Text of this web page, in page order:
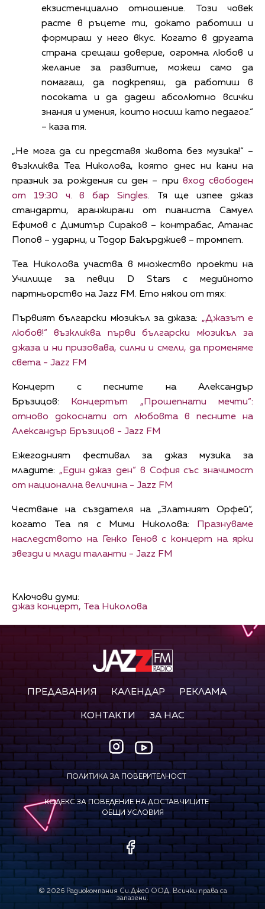
екзистенциално отношение. Този човек
расте в ръцете ти, докато работиш и
формираш у него вкус. Когато в другата
страна срещаш доверие, огромна любов и
желание за развитие, можеш само да
помагаш, да подкрепяш, да работиш в
посоката и да дадеш абсолютно всички
знания и умения, които носиш като педагог.“
– каза тя.
„Не мога да си представя живота без музика!“ –
възкликва Теа Николова, която днес ни кани на
празник за рождения си ден – при вход свободен
от 19:30 ч. в бар Singles. Тя ще изпее джаз
стандарти, аранжирани от пианиста Самуел
Ефимов с Димитър Сираков – контрабас, Атанас
Попов – ударни, и Тодор Бакърджиев – тромпет.
Теа Николова участва в множество проекти на
Училище за певци D Stars с медийното
партньорство на Jazz FM. Ето някои от тях:
Първият български мюзикъл за джаза: „Джазът е
любов!“ възкликва първи български мюзикъл за
джаза и ни призовава, силни и смели, да променяме
света - Jazz FM
Концерт с песните на Александър
Бръзицов:
Концертът „Прошепнати мечти“:
отново докоснати от любовта в песните на
Александър Бръзицов - Jazz FM
Ежегодният фестивал за джаз музика за
младите: „Един джаз ден“ в София със значимост
от национална величина - Jazz FM
Честване на създателя на „Златният Орфей“,
когато Теа пя с Мими Николова:
Празнуваме
наследството на Генко Генов с концерт на ярки
звезди и млади таланти - Jazz FM
Ключови думи:
джаз концерт, Теа Николова
ПРЕДАВАНИЯ КАЛЕНДАР РЕКЛАМА
КОНТАКТИ ЗА НАС
ПОЛИТИКА ЗА ПОВЕРИТЕЛНОСТ
КОДЕКС ЗА ПОВЕДЕНИЕ НА ДОСТАВЧИЦИТЕ
ОБЩИ УСЛОВИЯ
© 2026Радиокомпания Си.Джей ООД. Всички права са
запазени.